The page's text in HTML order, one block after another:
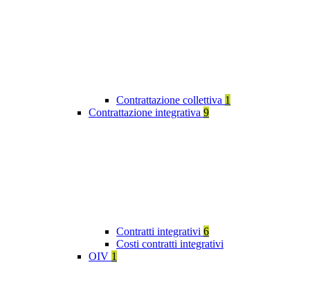
Contrattazione collettiva 1
Contrattazione integrativa 9
Contratti integrativi 6
Costi contratti integrativi
OIV 1